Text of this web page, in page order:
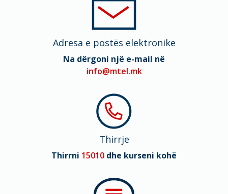
147.6 x 71.6 x 7.8 mm
2G, 3G, 4G (LTE), 5G
Adresa e postës elektronike
Na dërgoni një e-mail në
info@mtel.mk
Thirrje
Thirrni 15010 dhe kurseni kohë